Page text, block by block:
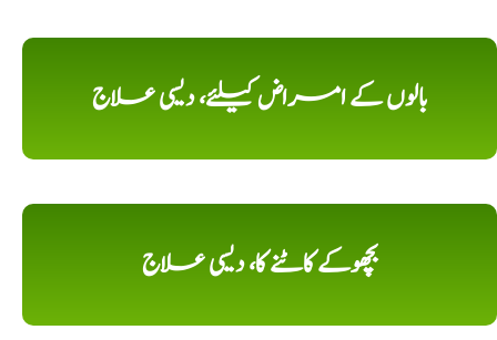
بالوں کے امراض کیلئے، دیسی علاج
بچھوکے کاٹنے کا، دیسی علاج